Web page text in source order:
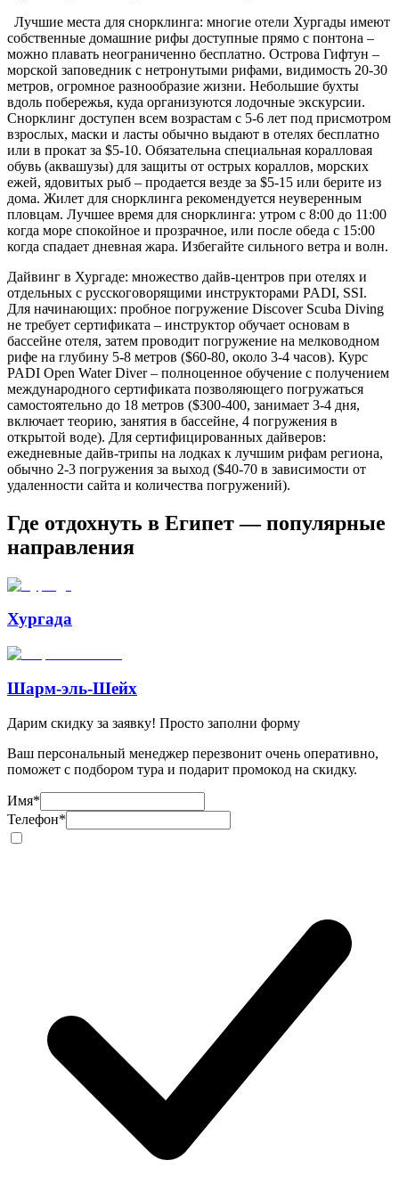
Лучшие места для снорклинга: многие отели Хургады имеют
собственные домашние рифы доступные прямо с понтона –
можно плавать неограниченно бесплатно. Острова Гифтун –
морской заповедник с нетронутыми рифами, видимость 20-30
метров, огромное разнообразие жизни. Небольшие бухты
вдоль побережья, куда организуются лодочные экскурсии.
Снорклинг доступен всем возрастам с 5-6 лет под присмотром
взрослых, маски и ласты обычно выдают в отелях бесплатно
или в прокат за $5-10. Обязательна специальная коралловая
обувь (аквашузы) для защиты от острых кораллов, морских
ежей, ядовитых рыб – продается везде за $5-15 или берите из
дома. Жилет для снорклинга рекомендуется неуверенным
пловцам. Лучшее время для снорклинга: утром с 8:00 до 11:00
когда море спокойное и прозрачное, или после обеда с 15:00
когда спадает дневная жара. Избегайте сильного ветра и волн.
Дайвинг в Хургаде: множество дайв-центров при отелях и
отдельных с русскоговорящими инструкторами PADI, SSI.
Для начинающих: пробное погружение Discover Scuba Diving
не требует сертификата – инструктор обучает основам в
бассейне отеля, затем проводит погружение на мелководном
рифе на глубину 5-8 метров ($60-80, около 3-4 часов). Курс
PADI Open Water Diver – полноценное обучение с получением
международного сертификата позволяющего погружаться
самостоятельно до 18 метров ($300-400, занимает 3-4 дня,
включает теорию, занятия в бассейне, 4 погружения в
открытой воде). Для сертифицированных дайверов:
ежедневные дайв-трипы на лодках к лучшим рифам региона,
обычно 2-3 погружения за выход ($40-70 в зависимости от
удаленности сайта и количества погружений).
Где отдохнуть в Египет — популярные
направления
Хургада
Шарм-эль-Шейх
Дарим скидку за заявку! Просто заполни форму
Ваш персональный менеджер перезвонит очень оперативно,
поможет с подбором тура и подарит промокод на скидку.
Имя*
Телефон*